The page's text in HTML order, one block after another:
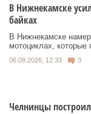
В Нижнекамске
байках
В Нижнекамске
мотоциклах, которые
06.08.2026, 12:33 3
Челнинцы